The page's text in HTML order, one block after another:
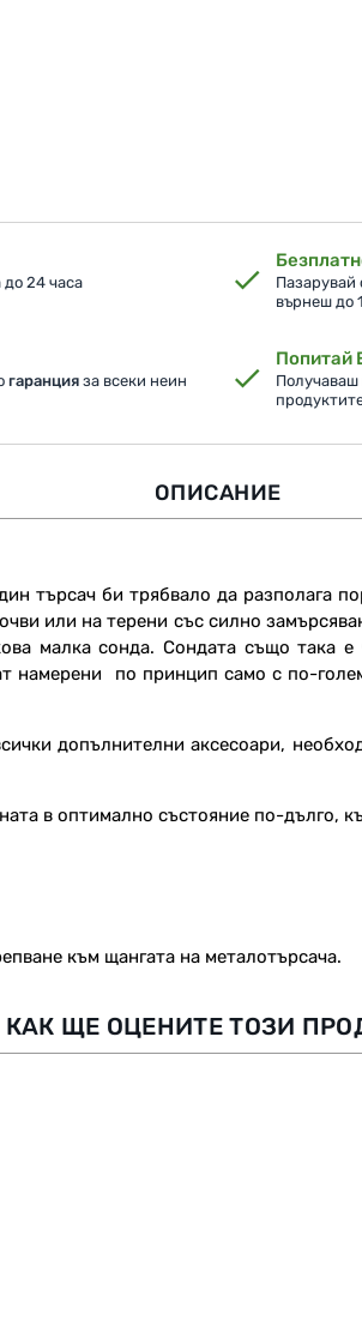
до 24 часа
Пазарувай
върнеш до
гаранция за всеки неин
Попитай
Получаваш
ОПИСАНИЕ
търсач би трябвало да разполага
или на терени със силно
малка сонда. Сондата също така
намерени
по принцип само с по-
допълнителни аксесоари,
в оптимално състояние по-дълго,
към щангата на металотърсача.
КАК ЩЕ ОЦЕНИТЕ ТОЗИ